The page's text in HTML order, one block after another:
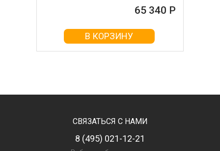
65 340 Р
В КОРЗИНУ
СВЯЗАТЬСЯ С НАМИ
8 (495) 021-12-21